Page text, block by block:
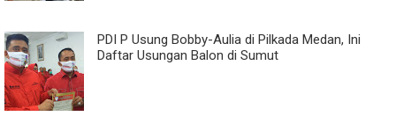
PDI P Usung Bobby-Aulia di Pilkada Medan, Ini
Daftar Usungan Balon di Sumut